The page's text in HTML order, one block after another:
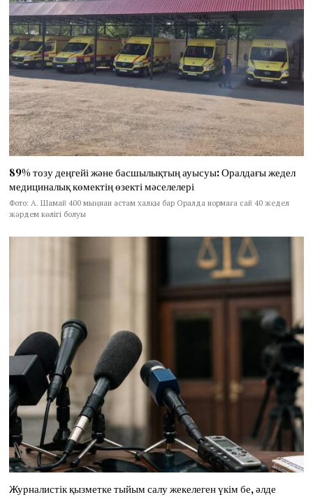
89% тозу деңгейі және басшылықтың ауысуы: Оралдағы жедел
медициналық көмектің өзекті мәселелері
Фото: А. Шамай 400 мыңнан астам халқы бар Оралда нормаға сай 40 жедел
жәрдем көлігі болуы
Журналистік қызметке тыйым салу жекелеген үкім бе, әлде